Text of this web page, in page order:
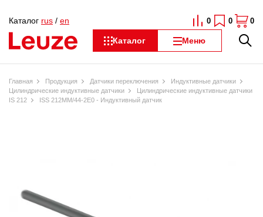
Каталог Меню
Каталог rus / en 0 0 0
Главная Продукция Датчики переключения
Индуктивные датчики
Цилиндрические индуктивные датчики
Цилиндрические индуктивные датчики
IS 212
ISS 212MM/44-2E0 - Индуктивный датчик